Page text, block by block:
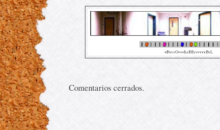
Comentarios cerrados.